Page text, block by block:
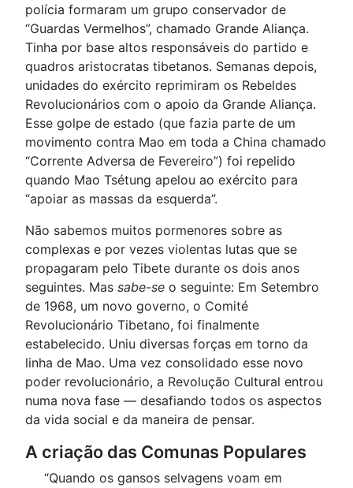
polícia formaram um grupo conservador de
“Guardas Vermelhos”, chamado Grande Aliança.
Tinha por base altos responsáveis do partido e
quadros aristocratas tibetanos. Semanas depois,
unidades do exército reprimiram os Rebeldes
Revolucionários com o apoio da Grande Aliança.
Esse golpe de estado (que fazia parte de um
movimento contra Mao em toda a China chamado
“Corrente Adversa de Fevereiro”) foi repelido
quando Mao Tsétung apelou ao exército para
“apoiar as massas da esquerda”.
Não sabemos muitos pormenores sobre as
complexas e por vezes violentas lutas que se
propagaram pelo Tibete durante os dois anos
seguintes. Mas sabe-se o seguinte: Em Setembro
de 1968, um novo governo, o Comité
Revolucionário Tibetano, foi finalmente
estabelecido. Uniu diversas forças em torno da
linha de Mao. Uma vez consolidado esse novo
poder revolucionário, a Revolução Cultural entrou
numa nova fase — desafiando todos os aspectos
da vida social e da maneira de pensar.
A criação das Comunas Populares
“Quando os gansos selvagens voam em